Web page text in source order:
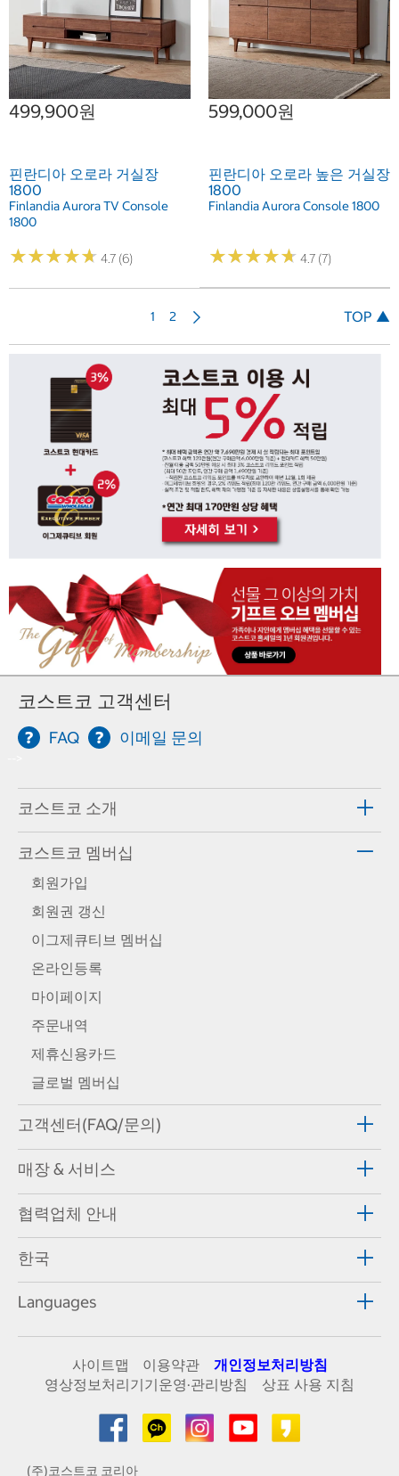
499,900원
핀란디아 오로라 거실장
1800
Finlandia Aurora TV Console
1800
★★★★★
★★★★★ 4.7 (6)
599,000원
핀란디아 오로라 높은 거실장
1800
Finlandia Aurora Console 1800
★★★★★
★★★★★ 4.7 (7)
1 2 TOP ▲
코스트코 고객센터
FAQ 이메일 문의
코스트코 소개
코스트코 멤버십
회원가입
회원권 갱신
이그제큐티브 멤버십
온라인등록
마이페이지
주문내역
제휴신용카드
글로벌 멤버십
고객센터(FAQ/문의)
매장 & 서비스
협력업체 안내
한국
Languages
사이트맵 이용약관
개인정보처리방침
영상정보처리기기운영·관리방침
상표 사용 지침
(주)코스트코 코리아